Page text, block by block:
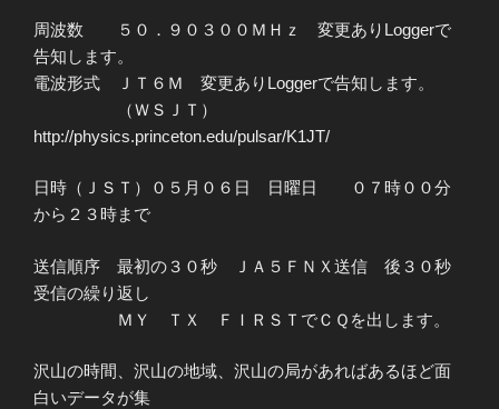
周波数 ５０．９０３００ＭＨｚ 変更ありLoggerで
告知します。
電波形式 ＪＴ６Ｍ 変更ありLoggerで告知します。
（ＷＳＪＴ）
http://physics.princeton.edu/pulsar/K1JT/
日時（ＪＳＴ）０５月０６日 日曜日 ０７時００分
から２３時まで
送信順序 最初の３０秒 ＪＡ５ＦＮＸ送信 後３０秒
受信の繰り返し
ＭＹ ＴＸ ＦＩＲＳＴでＣＱを出します。
沢山の時間、沢山の地域、沢山の局があればあるほど面
白いデータが集